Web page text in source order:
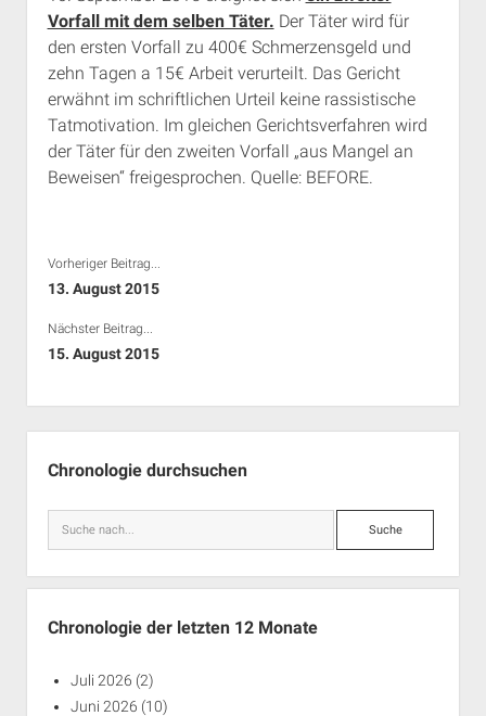
RSS-Feeds, Twitter & Facebook
Bibliothek
Kontakt & PGP-Key
Vorfall mit dem selben Täter. Der Täter wird für
den ersten Vorfall zu 400€ Schmerzensgeld und
zehn Tagen a 15€ Arbeit verurteilt. Das Gericht
erwähnt im schriftlichen Urteil keine rassistische
Tatmotivation. Im gleichen Gerichtsverfahren wird
der Täter für den zweiten Vorfall „aus Mangel an
Beweisen“ freigesprochen. Quelle: BEFORE.
Vorheriger Beitrag...
13. August 2015
Nächster Beitrag...
15. August 2015
Chronologie durchsuchen
Suche
Chronologie der letzten 12 Monate
Juli 2026 (2)
Juni 2026 (10)